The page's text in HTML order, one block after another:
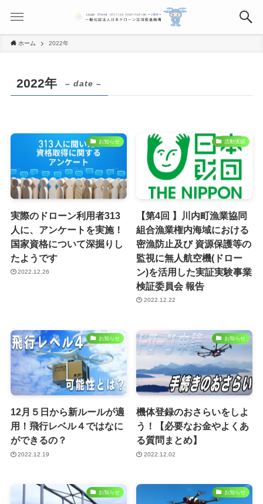
ホーム 2022年
2022年 – date –
お知らせ
実際のドローン利用者313
人に、アンケートを実施！
国家資格について深掘りし
たようです
2022.12.26
活動実績
【第4回 】川内町漁業協同
組合漁業権内海域における
密漁防止及び 資源保護等の
監視に無人航空機(ドロー
ン)を活用した実証実験事業
検証委員会 報告
2022.12.22
お知らせ
12月５日から新ルールが適
用！飛行レベル４ではなに
ができるの？
2022.12.19
お知らせ
機体登録のおさらいをしよ
う！【必要なお金やよくあ
る質問まとめ】
2022.12.02
お知らせ お知らせ